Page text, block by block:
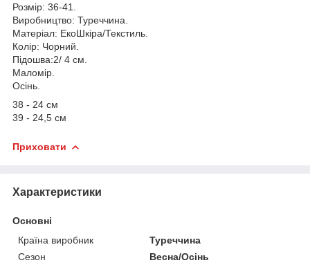
Розмір: 36-41.
Виробництво: Туреччина.
Матеріал: ЕкоШкіра/Текстиль.
Колір: Чорний.
Підошва:2/ 4 см.
Маломір.
Осінь.
38 - 24 см
39 - 24,5 см
Приховати
Характеристики
Основні
Країна виробник
Туреччина
Сезон
Весна/Осінь